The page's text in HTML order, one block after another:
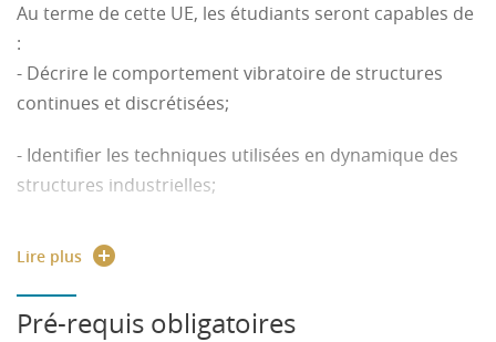
Au terme de cette UE, les étudiants seront capables de
:
- Décrire le comportement vibratoire de structures
continues et discrétisées;
- Identifier les techniques utilisées en dynamique des
structures industrielles;
structures (régime libre et forcé);
- Apprendre à utiliser des logiciels commerciaux
Lire plus
Pré-requis obligatoires